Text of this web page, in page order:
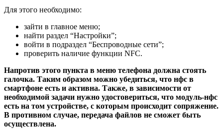
Для этого необходимо:
зайти в главное меню;
найти раздел “Настройки”;
войти в подраздел “Беспроводные сети”;
проверить наличие функции NFC.
Напротив этого пункта в меню телефона должна стоять
галочка. Таким образом можно убедиться, что нфс в
смартфоне есть и активна. Также, в зависимости от
необходимой задачи нужно удостовериться, что модуль-нфс
есть на том устройстве, с которым происходит сопряжение.
В противном случае, передача файлов не сможет быть
осуществлена.